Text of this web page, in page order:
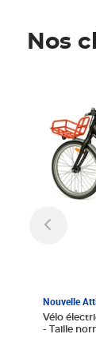
Nos
Nouvelle
Vélo
- Taille